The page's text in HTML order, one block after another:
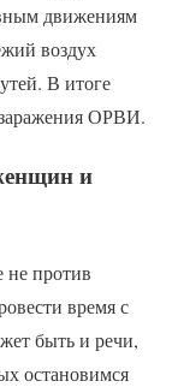
движениям
воздух
В итоге
ОРВИ.
и
не против
время с
быть и речи,
остановимся